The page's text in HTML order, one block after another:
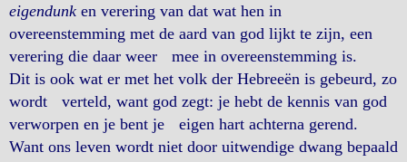
eigendunk en verering van dat wat hen in
overeenstemming met de aard van god lijkt te zijn, een
verering die daar weer mee in overeenstemming is.
Dit is ook wat er met het volk der Hebreeën is gebeurd, zo
wordt verteld, want god zegt: je hebt de kennis van god
verworpen en je bent je eigen hart achterna gerend.
Want ons leven wordt niet door uitwendige dwang bepaald